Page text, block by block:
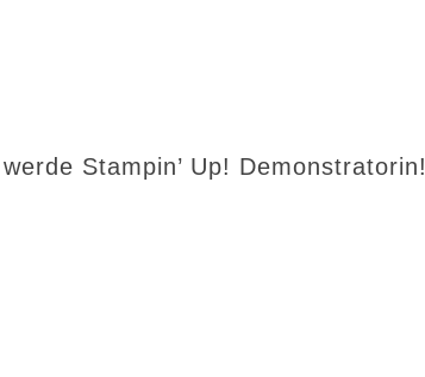
Stampin’ Up! Demonstratorin!